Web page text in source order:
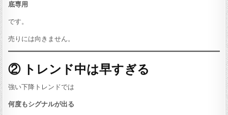
底専用
です。
売りには向きません。
② トレンド中は早すぎる
強い下降トレンドでは
何度もシグナルが出る